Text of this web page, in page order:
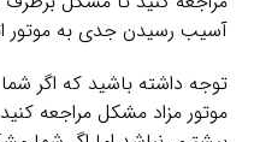
آسیب رسیدن جدی به موتور
توجه داشته باشید که اگر
موتور مزاد مشکل مراجعه کنید